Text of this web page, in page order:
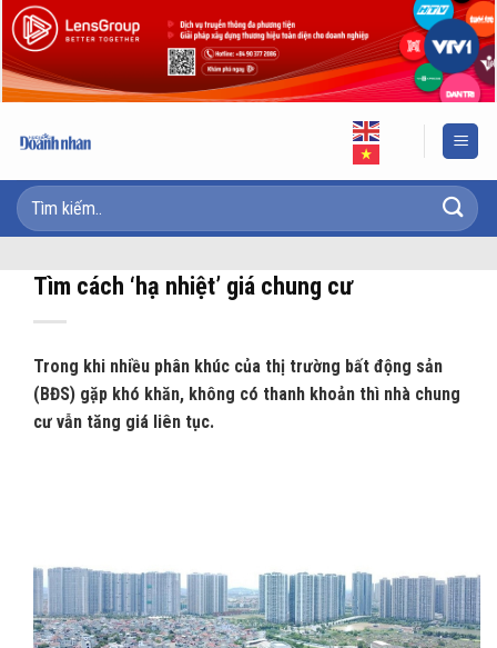
Skip
to
content
Tìm cách ‘hạ nhiệt’ giá chung cư
Trong khi nhiều phân khúc của thị trường bất động sản
(BĐS) gặp khó khăn, không có thanh khoản thì nhà chung
cư vẫn tăng giá liên tục.